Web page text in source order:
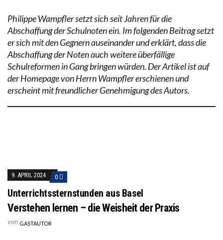
Philippe Wampfler setzt sich seit Jahren für die
Abschaffung der Schulnoten ein. Im folgenden Beitrag setzt
er sich mit den Gegnern auseinander und erklärt, dass die
Abschaffung der Noten auch weitere überfällige
Schulreformen in Gang bringen würden. Der Artikel ist auf
der Homepage von Herrn Wampfler erschienen und
erscheint mit freundlicher Genehmigung des Autors.
9. APRIL 2024 0
Unterrichtssternstunden aus Basel
Verstehen lernen – die Weisheit der Praxis
von GASTAUTOR